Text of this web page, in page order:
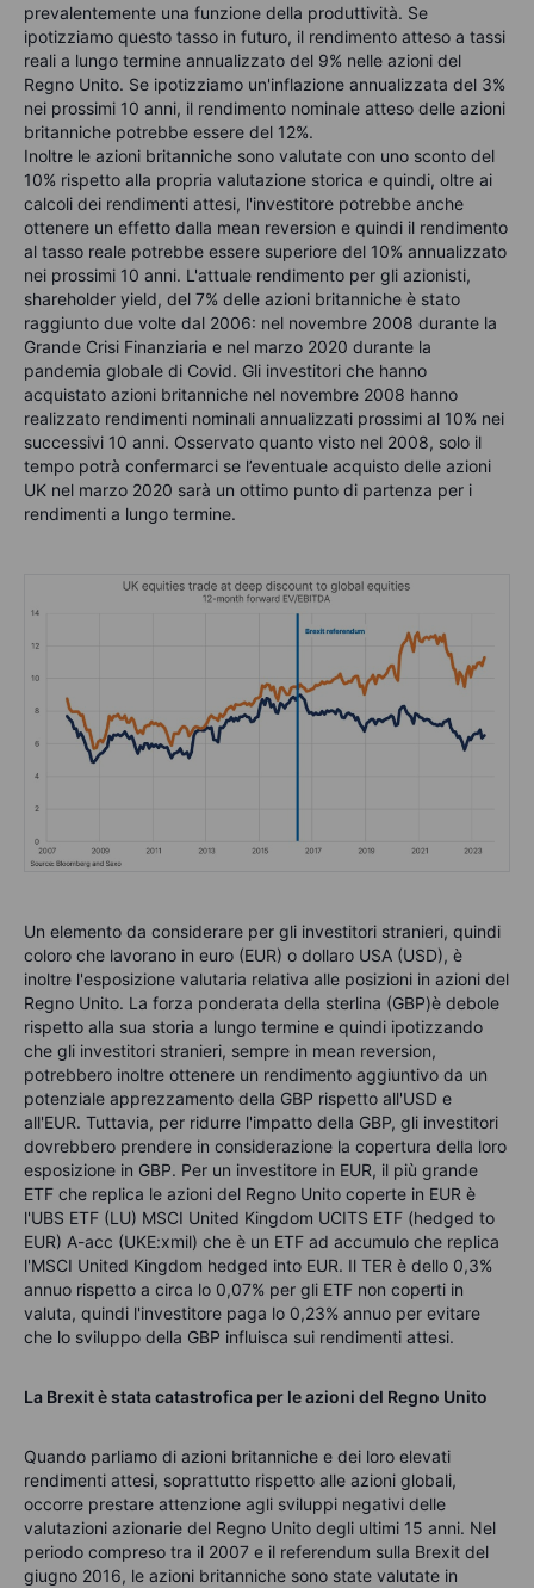
prevalentemente una funzione della produttività. Se
ipotizziamo questo tasso in futuro, il rendimento atteso a tassi
reali a lungo termine annualizzato del 9% nelle azioni del
Regno Unito. Se ipotizziamo un'inflazione annualizzata del 3%
nei prossimi 10 anni, il rendimento nominale atteso delle azioni
britanniche potrebbe essere del 12%.
Inoltre le azioni britanniche sono valutate con uno sconto del
10% rispetto alla propria valutazione storica e quindi, oltre ai
calcoli dei rendimenti attesi, l'investitore potrebbe anche
ottenere un effetto dalla mean reversion e quindi il rendimento
al tasso reale potrebbe essere superiore del 10% annualizzato
nei prossimi 10 anni. L'attuale rendimento per gli azionisti,
shareholder yield, del 7% delle azioni britanniche è stato
raggiunto due volte dal 2006: nel novembre 2008 durante la
Grande Crisi Finanziaria e nel marzo 2020 durante la
pandemia globale di Covid. Gli investitori che hanno
acquistato azioni britanniche nel novembre 2008 hanno
realizzato rendimenti nominali annualizzati prossimi al 10% nei
successivi 10 anni. Osservato quanto visto nel 2008, solo il
tempo potrà confermarci se l’eventuale acquisto delle azioni
UK nel marzo 2020 sarà un ottimo punto di partenza per i
rendimenti a lungo termine.
Un elemento da considerare per gli investitori stranieri, quindi
coloro che lavorano in euro (EUR) o dollaro USA (USD), è
inoltre l'esposizione valutaria relativa alle posizioni in azioni del
Regno Unito. La forza ponderata della sterlina (GBP)è debole
rispetto alla sua storia a lungo termine e quindi ipotizzando
che gli investitori stranieri, sempre in mean reversion,
potrebbero inoltre ottenere un rendimento aggiuntivo da un
potenziale apprezzamento della GBP rispetto all'USD e
all'EUR. Tuttavia, per ridurre l'impatto della GBP, gli investitori
dovrebbero prendere in considerazione la copertura della loro
esposizione in GBP. Per un investitore in EUR, il più grande
ETF che replica le azioni del Regno Unito coperte in EUR è
l'UBS ETF (LU) MSCI United Kingdom UCITS ETF (hedged to
EUR) A-acc (UKE:xmil) che è un ETF ad accumulo che replica
l'MSCI United Kingdom hedged into EUR. Il TER è dello 0,3%
annuo rispetto a circa lo 0,07% per gli ETF non coperti in
valuta, quindi l'investitore paga lo 0,23% annuo per evitare
che lo sviluppo della GBP influisca sui rendimenti attesi.
La Brexit è stata catastrofica per le azioni del Regno Unito
Quando parliamo di azioni britanniche e dei loro elevati
rendimenti attesi, soprattutto rispetto alle azioni globali,
occorre prestare attenzione agli sviluppi negativi delle
valutazioni azionarie del Regno Unito degli ultimi 15 anni. Nel
periodo compreso tra il 2007 e il referendum sulla Brexit del
giugno 2016, le azioni britanniche sono state valutate in